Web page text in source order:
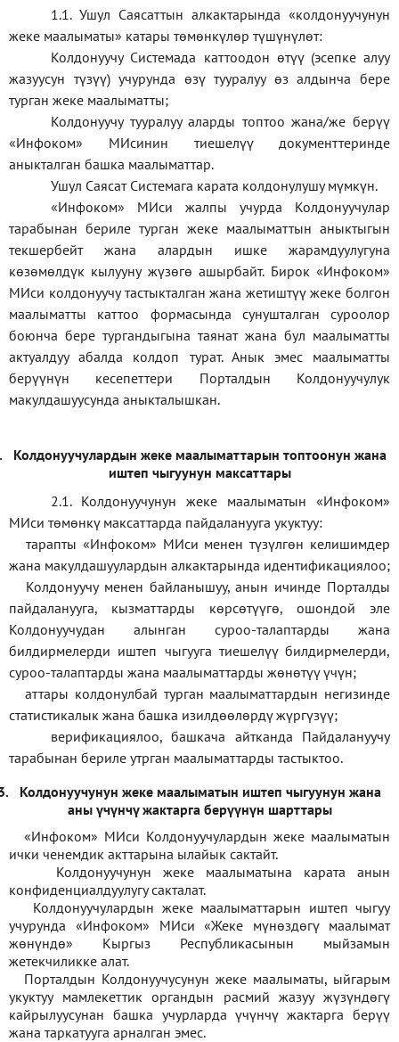
1.1. Ушул Саясаттын алкактарында«колдонуучунун
жеке маалыматы» катары төмөнкүлөр түшүнүлөт:
Колдонуучу Системада каттоодон өтүү (эсепке алуу
жазуусун түзүү) учурунда өзү тууралуу өз алдынча бере
турган жеке маалыматты;
Колдонуучу тууралуу аларды топтоо жана/же берүү
«Инфоком» МИсинин тиешелүү документтеринде
аныкталган башка маалыматтар.
Ушул Саясат Системага карата колдонулушу мүмкүн.
«Инфоком» МИси жалпы учурда Колдонуучулар
тарабынан бериле турган жеке маалыматтын аныктыгын
текшербейт жана алардын ишке жарамдуулугуна
көзөмөлдүк кылууну жүзөгө ашырбайт. Бирок «Инфоком»
МИси колдонуучу тастыкталган жана жетиштүү жеке болгон
маалыматты каттоо формасында сунушталган суроолор
боюнча бере тургандыгына таянат жана бул маалыматты
актуалдуу абалда колдоп турат. Анык эмес маалыматты
берүүнүн кесепеттери Порталдын Колдонуучулук
макулдашуусунда аныкталышкан.
Колдонуучулардын жеке маалыматтарын топтоонун жана
иштеп чыгуунун максаттары
2.1. Колдонуучунун жеке маалыматын «Инфоком»
МИси төмөнкү максаттарда пайдаланууга укуктуу:
тарапты «Инфоком» МИси менен түзүлгөн келишимдер
жана макулдашуулардын алкактарында идентификациялоо;
Колдонуучу менен байланышуу, анын ичинде Порталды
пайдаланууга, кызматтарды көрсөтүүгө, ошондой эле
Колдонуучудан алынган суроо-талаптарды жана
билдирмелерди иштеп чыгууга тиешелүү билдирмелерди,
суроо-талаптарды жана маалыматтарды жөнөтүү үчүн;
аттары колдонулбай турган маалыматтардын негизинде
статистикалык жана башка изилдөөлөрдү жүргүзүү;
верификациялоо,башкача айтканда Пайдалануучу
тарабынан бериле утрган маалыматтарды тастыктоо.
Колдонуучунун жеке маалыматын иштеп чыгуунун жана
аны үчүнчү жактарга берүүнүн шарттары
«Инфоком» МИси Колдонуучулардын жеке маалыматын
ички ченемдик акттарына ылайык сактайт.
Колдонуучунун жеке маалыматына карата анын
конфиденциалдуулугу сакталат.
Колдонуучулардын жеке маалыматтарын иштеп чыгуу
учурунда «Инфоком» МИси«Жеке мүнөздөгү маалымат
жөнүндө» Кыргыз Республикасынын мыйзамын
жетекчиликке алат.
Порталдын Колдонуучусунун жеке маалыматы, ыйгарым
укуктуу мамлекеттик органдын расмий жазуу жүзүндөгү
кайрылуусунан башка учурларда үчүнчү жактарга берүү
жана таркатууга арналган эмес.